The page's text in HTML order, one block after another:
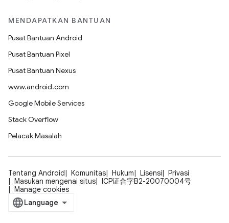
MENDAPATKAN BANTUAN
Pusat Bantuan Android
Pusat Bantuan Pixel
Pusat Bantuan Nexus
www.android.com
Google Mobile Services
Stack Overflow
Pelacak Masalah
Tentang Android Komunitas Hukum Lisensi
Privasi
Masukan mengenai situs
ICP证合字B2-20070004号
Manage cookies